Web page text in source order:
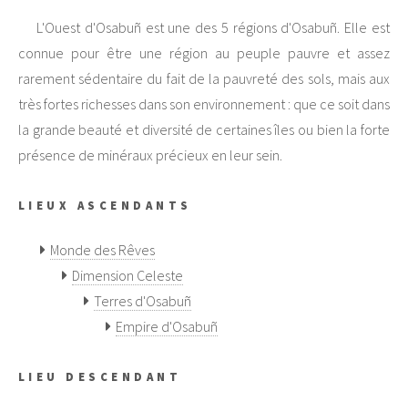
L'Ouest d'Osabuñ est une des 5 régions d'Osabuñ. Elle est
connue pour être une région au peuple pauvre et assez
rarement sédentaire du fait de la pauvreté des sols, mais aux
très fortes richesses dans son environnement : que ce soit dans
la grande beauté et diversité de certaines îles ou bien la forte
présence de minéraux précieux en leur sein.
LIEUX ASCENDANTS
Monde des Rêves
Dimension Celeste
Terres d'Osabuñ
Empire d'Osabuñ
LIEU DESCENDANT